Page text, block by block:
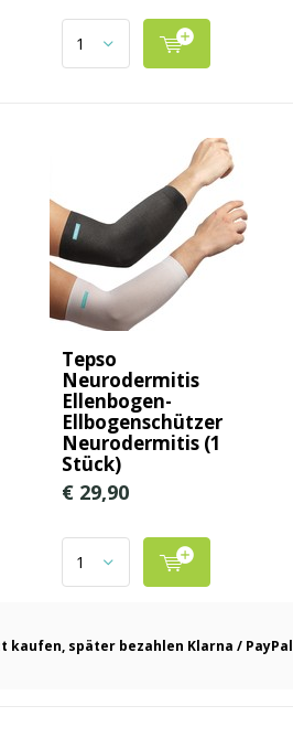
Tepso
Neurodermitis
Ellenbogen-
Ellbogenschützer
Neurodermitis (1
Stück)
€ 29,90
kaufen, später bezahlen Klarna / PayPal